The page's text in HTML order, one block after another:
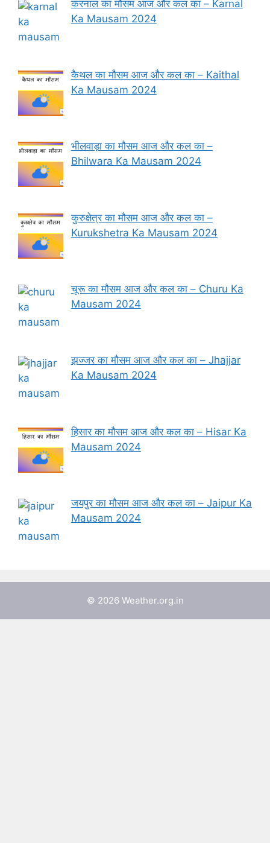
करनाल का मौसम आज और कल का – Karnal
Ka Mausam 2024
कैथल का मौसम आज और कल का – Kaithal
Ka Mausam 2024
भीलवाड़ा का मौसम आज और कल का –
Bhilwara Ka Mausam 2024
कुरुक्षेत्र का मौसम आज और कल का –
Kurukshetra Ka Mausam 2024
चूरू का मौसम आज और कल का – Churu Ka
Mausam 2024
झज्जर का मौसम आज और कल का – Jhajjar
Ka Mausam 2024
हिसार का मौसम आज और कल का – Hisar Ka
Mausam 2024
जयपुर का मौसम आज और कल का – Jaipur Ka
Mausam 2024
© 2026 Weather.org.in